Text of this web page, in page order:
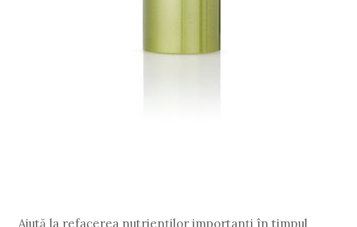
Ajută la refacerea nutrienților importanți în timpul